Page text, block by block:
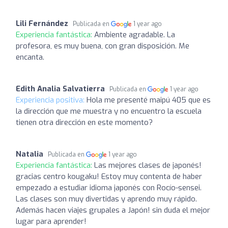
Lili Fernández Publicada en 1 year ago
Experiencia fantástica: Ambiente agradable. La
profesora, es muy buena, con gran disposición. Me
encanta.
Edith Analia Salvatierra Publicada en 1 year ago
Experiencia positiva: Hola me presenté maipú 405 que es
la dirección que me muestra y no encuentro la escuela
tienen otra dirección en este momento?
Natalia Publicada en 1 year ago
Experiencia fantástica: Las mejores clases de japonés!
gracias centro kougaku! Estoy muy contenta de haber
empezado a estudiar idioma japonés con Rocío-sensei.
Las clases son muy divertidas y aprendo muy rápido.
Además hacen viajes grupales a Japón! sin duda el mejor
lugar para aprender!